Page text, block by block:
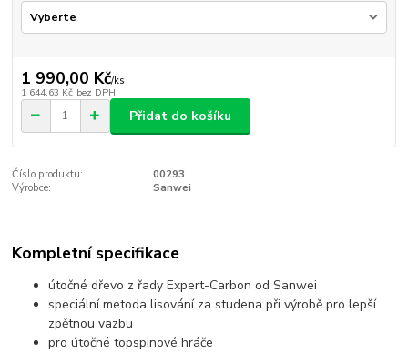
1 990,00 Kč/ks
1 644,63 Kč bez DPH
Přidat do košíku
Číslo produktu:
00293
Výrobce:
Sanwei
Kompletní specifikace
útočné dřevo z řady Expert-Carbon od Sanwei
speciální metoda lisování za studena při výrobě pro lepší
zpětnou vazbu
pro útočné topspinové hráče